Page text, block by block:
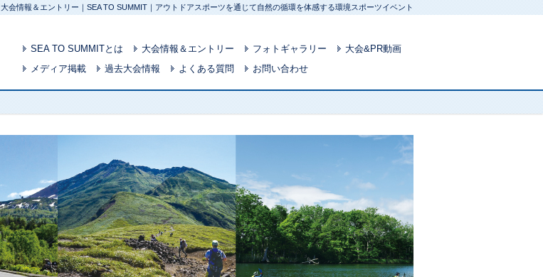
大会情報＆エントリー｜SEA TO SUMMIT｜アウトドアスポーツを通じて自然の循環を体感する環境スポーツイベント
SEA TO SUMMITとは 大会情報＆エントリー フォトギャラリー
大会&PR動画
メディア掲載
過去大会情報 よくある質問 お問い合わせ